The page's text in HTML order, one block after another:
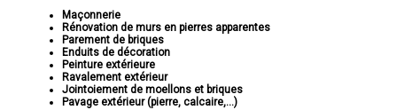
Maçonnerie
Rénovation de murs en pierres apparentes
Parement de briques
Enduits de décoration
Peinture extérieure
Ravalement extérieur
Jointoiement de moellons et briques
Pavage extérieur (pierre, calcaire,...)